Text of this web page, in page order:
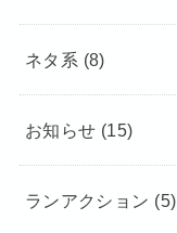
ネタ系 (8)
お知らせ (15)
ランアクション (5)